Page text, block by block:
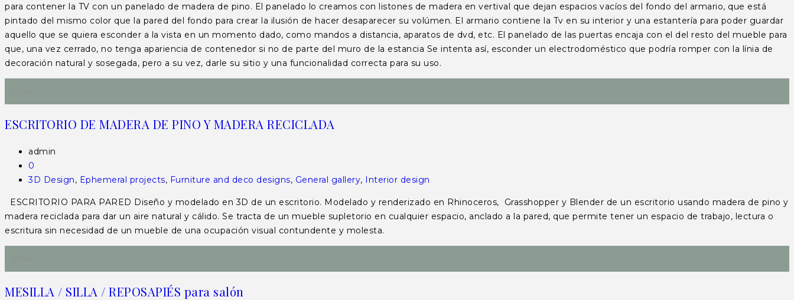
para contener la TV con un panelado de madera de pino. El panelado lo creamos con listones de madera en vertival que dejan espacios vacíos del fondo del armario, que está
pintado del mismo color que la pared del fondo para crear la ilusión de hacer desaparecer su volúmen. El armario contiene la Tv en su interior y una estantería para poder guardar
aquello que se quiera esconder a la vista en un momento dado, como mandos a distancia, aparatos de dvd, etc. El panelado de las puertas encaja con el del resto del mueble para
que, una vez cerrado, no tenga apariencia de contenedor si no de parte del muro de la estancia Se intenta así, esconder un electrodoméstico que podría romper con la línia de
decoración natural y sosegada, pero a su vez, darle su sitio y una funcionalidad correcta para su uso.
ESCRITORIO DE MADERA DE PINO Y MADERA RECICLADA
admin
0
3D Design, Ephemeral projects, Furniture and deco designs, General gallery, Interior design
ESCRITORIO PARA PARED Diseño y modelado en 3D de un escritorio. Modelado y renderizado en Rhinoceros, Grasshopper y Blender de un escritorio usando madera de pino y
madera reciclada para dar un aire natural y cálido. Se tracta de un mueble supletorio en cualquier espacio, anclado a la pared, que permite tener un espacio de trabajo, lectura o
escritura sin necesidad de un mueble de una ocupación visual contundente y molesta.
MESILLA / SILLA / REPOSAPIÉS para salón